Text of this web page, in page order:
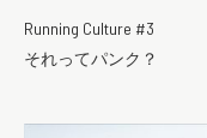
Running Culture #3
それってパンク？